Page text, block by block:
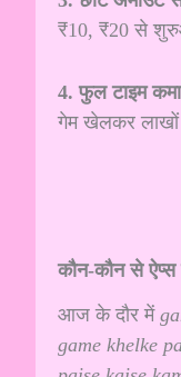
₹10, ₹20 से
4. फुल टाइम
गेम खेलकर लाखों
कौन-कौन से
आज के दौर में
game khelke